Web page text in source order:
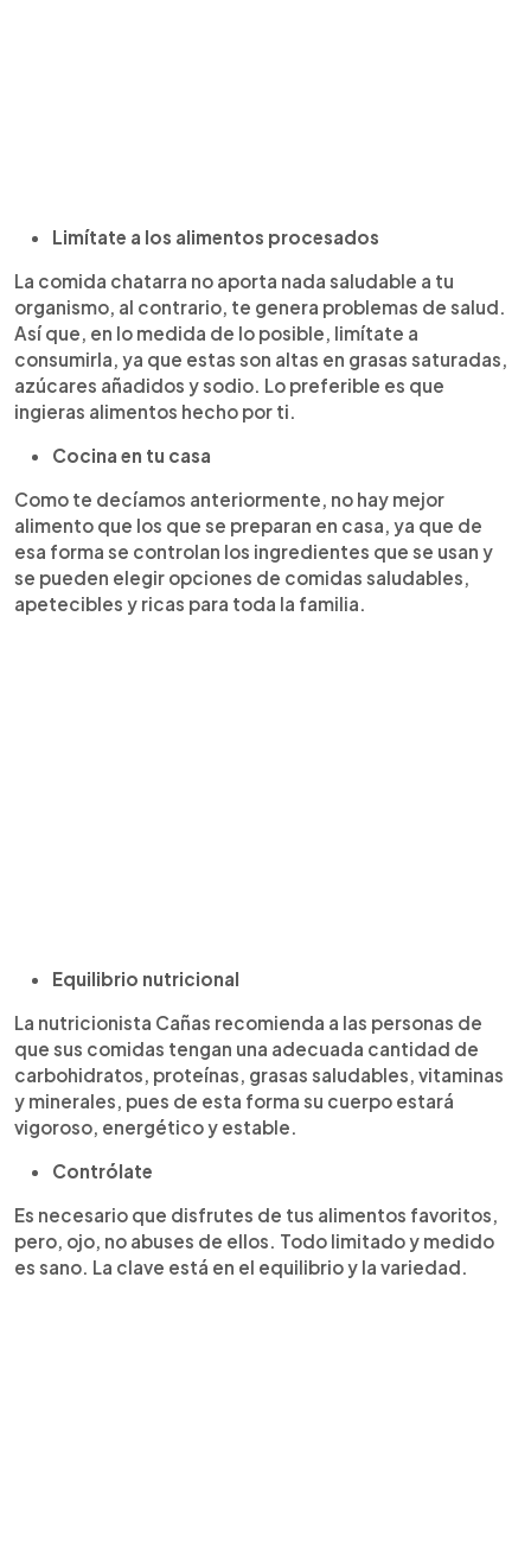
Limítate a los alimentos procesados
La comida chatarra no aporta nada saludable a tu
organismo, al contrario, te genera problemas de salud.
Así que, en lo medida de lo posible, limítate a
consumirla, ya que estas son altas en grasas saturadas,
azúcares añadidos y sodio. Lo preferible es que
ingieras alimentos hecho por ti.
Cocina en tu casa
Como te decíamos anteriormente, no hay mejor
alimento que los que se preparan en casa, ya que de
esa forma se controlan los ingredientes que se usan y
se pueden elegir opciones de comidas saludables,
apetecibles y ricas para toda la familia.
Equilibrio nutricional
La nutricionista Cañas recomienda a las personas de
que sus comidas tengan una adecuada cantidad de
carbohidratos, proteínas, grasas saludables, vitaminas
y minerales, pues de esta forma su cuerpo estará
vigoroso, energético y estable.
Contrólate
Es necesario que disfrutes de tus alimentos favoritos,
pero, ojo, no abuses de ellos. Todo limitado y medido
es sano. La clave está en el equilibrio y la variedad.